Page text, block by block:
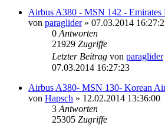
Airbus A380 - MSN 142 - Emirates
von paraglider» 07.03.2014
0 Antworten
21929 Zugriffe
Letzter Beitrag von paraglider
07.03.2014 16:27:23
Airbus A380- MSN 130- Korean
von Hapsch » 12.02.2014 13:36:00
3 Antworten
25305 Zugriffe